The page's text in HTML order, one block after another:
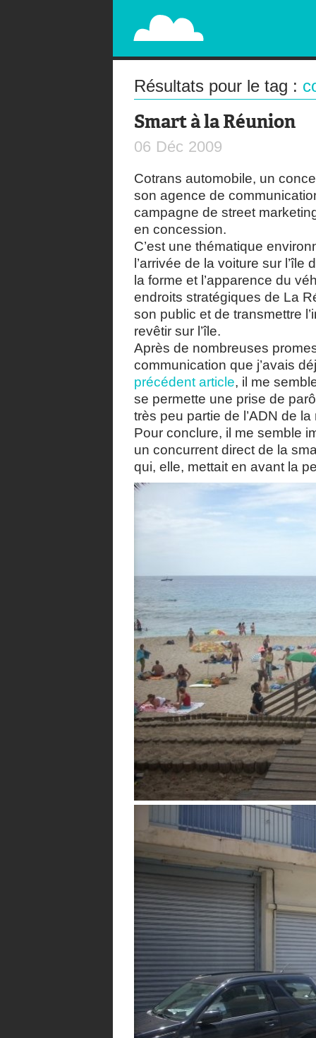
PAPERPLANE
STREET, AMBIENT, GUÉRILLA MARKETING
Résultats pour le tag :
Smart à la Réunion
06 Déc 2009
Cotrans automobile, un
son agence de
campagne de street
en concession.
C’est une thématique
l’arrivée de la voiture sur
la forme et l’apparence du
endroits stratégiques de La
son public et de transmettre
revêtir sur l’île.
Après de nombreuses
communication que j’avais
précédent article, il me
se permette une prise de
très peu partie de l’ADN de la
Pour conclure, il me semble
un concurrent direct de la
qui, elle, mettait en avant la